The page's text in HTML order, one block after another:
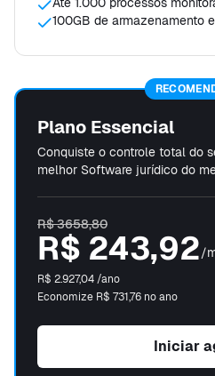
100GB de armazenamento
Plano Essencial
Conquiste o controle total do
melhor Software jurídico do
R$ 3658,80
R$ 243,92/
R$ 2.927,04 /ano
Economize R$ 731,76 no ano
Iniciar